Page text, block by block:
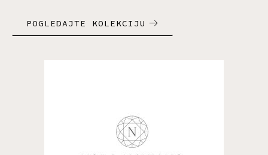
POGLEDAJTE KOLEKCIJU